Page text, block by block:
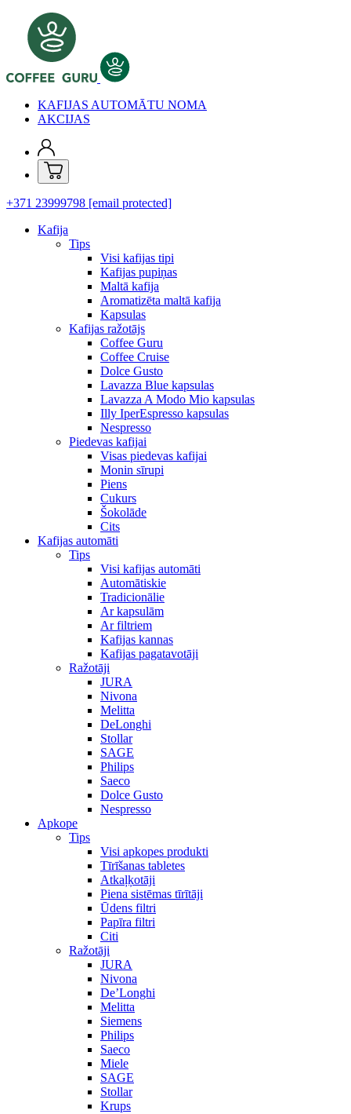
KAFIJAS AUTOMĀTU NOMA
AKCIJAS
+371 23999798 [email protected]
Kafija
Tips
Visi kafijas tipi
Kafijas pupiņas
Maltā kafija
Aromatizēta maltā kafija
Kapsulas
Kafijas ražotājs
Coffee Guru
Coffee Cruise
Dolce Gusto
Lavazza Blue kapsulas
Lavazza A Modo Mio kapsulas
Illy IperEspresso kapsulas
Nespresso
Piedevas kafijai
Visas piedevas kafijai
Monin sīrupi
Piens
Cukurs
Šokolāde
Cits
Kafijas automāti
Tips
Visi kafijas automāti
Automātiskie
Tradicionālie
Ar kapsulām
Ar filtriem
Kafijas kannas
Kafijas pagatavotāji
Ražotāji
JURA
Nivona
Melitta
DeLonghi
Stollar
SAGE
Philips
Saeco
Dolce Gusto
Nespresso
Apkope
Tips
Visi apkopes produkti
Tīrīšanas tabletes
Atkaļķotāji
Piena sistēmas tīrītāji
Ūdens filtri
Papīra filtri
Citi
Ražotāji
JURA
Nivona
De’Longhi
Melitta
Siemens
Philips
Saeco
Miele
SAGE
Stollar
Krups